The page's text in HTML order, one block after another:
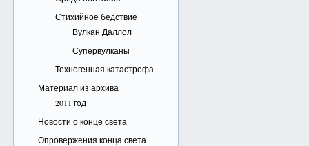
Стихийное бедствие
Вулкан Даллол
Супервулканы
Техногенная катастрофа
Материал из архива
2011 год
Новости о конце света
Опровержения конца света